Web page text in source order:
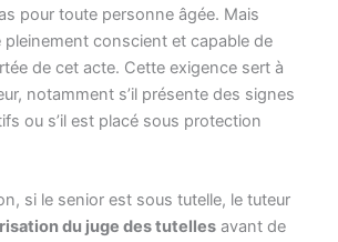
pour toute personne âgée. Mais
pleinement conscient et capable de
de cet acte. Cette exigence sert à
notamment s’il présente des signes
ou s’il est placé sous protection
si le senior est sous tutelle, le tuteur
du juge des tutelles avant de